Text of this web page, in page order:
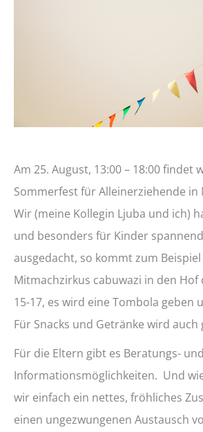
Am 25. August, 13:00 – 18:00 findet
Sommerfest für Alleinerziehende in
Wir (meine Kollegin Ljuba und ich)
und besonders für Kinder
ausgedacht, so kommt zum
Mitmachzirkus cabuwazi in den Hof
15-17, es wird eine Tombola geben
Für Snacks und Getränke wird auch
Für die Eltern gibt es Beratungs- und
Informationsmöglichkeiten. Und
wir einfach ein nettes, fröhliches
einen ungezwungenen Austausch